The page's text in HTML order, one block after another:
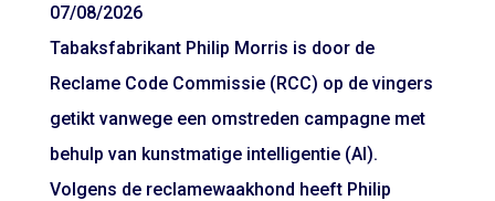
07/08/2026
Tabaksfabrikant Philip Morris is door de
Reclame Code Commissie (RCC) op de vingers
getikt vanwege een omstreden campagne met
behulp van kunstmatige intelligentie (AI).
Volgens de reclamewaakhond heeft Philip